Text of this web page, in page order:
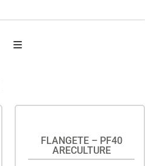
FLANGETE – PF40
ARECULTURE